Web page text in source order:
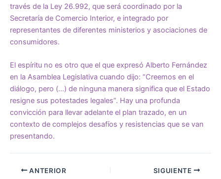
través de la Ley 26.992, que será coordinado por la
Secretaría de Comercio Interior, e integrado por
representantes de diferentes ministerios y asociaciones de
consumidores.
El espíritu no es otro que el que expresó Alberto Fernández
en la Asamblea Legislativa cuando dijo: “Creemos en el
diálogo, pero (…) de ninguna manera significa que el Estado
resigne sus potestades legales”. Hay una profunda
convicción para llevar adelante el plan trazado, en un
contexto de complejos desafíos y resistencias que se van
presentando.
ANTERIOR SIGUIENTE